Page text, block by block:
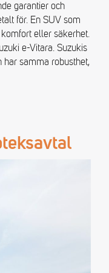
garantier och
för. En SUV som
eller säkerhet.
e-Vitara. Suzukis
har samma robusthet,